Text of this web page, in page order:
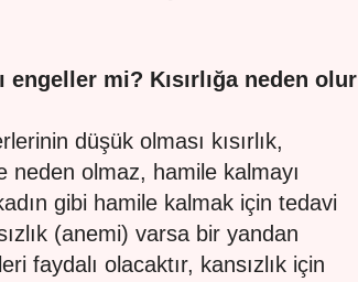
engeller mi? Kısırlığa neden olur
düşük olması kısırlık,
neden olmaz, hamile kalmayı
gibi hamile kalmak için tedavi
(anemi) varsa bir yandan
faydalı olacaktır, kansızlık için